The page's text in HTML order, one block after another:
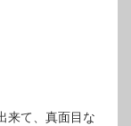
来て、真面目な